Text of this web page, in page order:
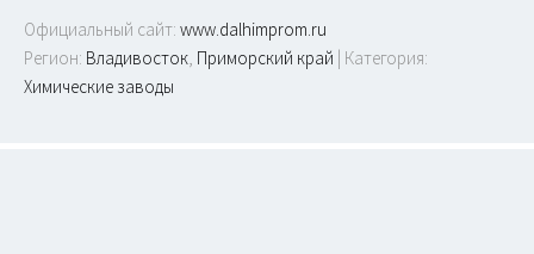
Официальный сайт: www.dalhimprom.ru
Регион: Владивосток, Приморский край | Категория:
Химические заводы